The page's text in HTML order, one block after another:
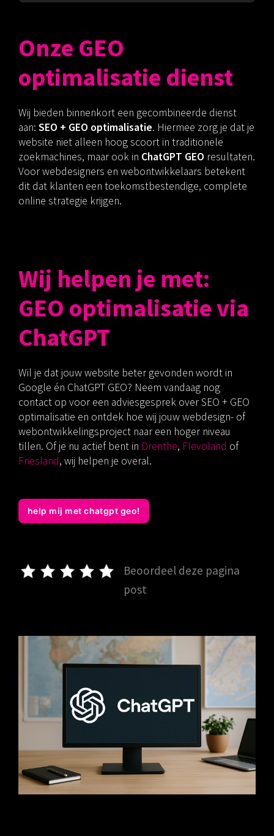
Onze GEO
optimalisatie dienst
Wij bieden binnenkort een gecombineerde dienst
aan: SEO + GEO optimalisatie. Hiermee zorg je dat je
website niet alleen hoog scoort in traditionele
zoekmachines, maar ook in ChatGPT GEO resultaten.
Voor webdesigners en webontwikkelaars betekent
dit dat klanten een toekomstbestendige, complete
online strategie krijgen.
Wij helpen je met:
GEO optimalisatie via
ChatGPT
Wil je dat jouw website beter gevonden wordt in
Google én ChatGPT GEO? Neem vandaag nog
contact op voor een adviesgesprek over SEO + GEO
optimalisatie en ontdek hoe wij jouw webdesign- of
webontwikkelingsproject naar een hoger niveau
tillen. Of je nu actief bent in Drenthe, Flevoland of
Friesland, wij helpen je overal.
help mij met chatgpt geo!
Beoordeel deze pagina
post